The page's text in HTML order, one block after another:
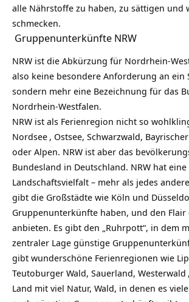
alle Nährstoffe zu haben, zu sättigen und
schmecken.
Gruppenunterkünfte NRW
NRW ist die Abkürzung für Nordrhein-
also keine besondere Anforderung an ein
sondern mehr eine Bezeichnung für das
Nordrhein-Westfalen.
NRW ist als Ferienregion nicht so
Nordsee , Ostsee, Schwarzwald,
oder Alpen. NRW ist aber das
Bundesland in Deutschland. NRW hat
Landschaftsvielfalt – mehr als jedes
gibt die Großstädte wie Köln und
Gruppenunterkünfte haben, und den
anbieten. Es gibt den „Ruhrpott“, in dem
zentraler Lage günstige
gibt wunderschöne Ferienregionen wie
Teutoburger Wald, Sauerland, Westerwald
Land mit viel Natur, Wald, in denen es